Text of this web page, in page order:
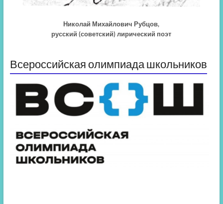
Николай Михайлович Рубцов,
русский (советский) лирический поэт
Всероссийская олимпиада школьников